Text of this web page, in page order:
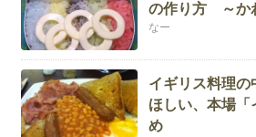
の作り方 ～か
なー
イギリス料理
ほしい、本場「
め